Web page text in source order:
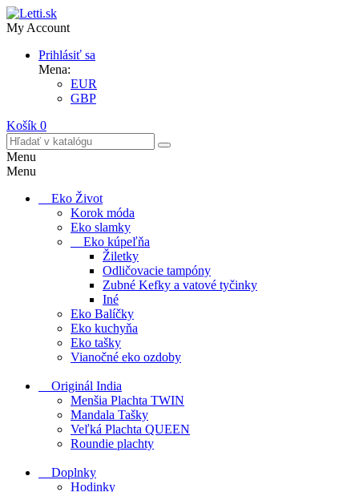
My Account
Prihlásiť sa
Mena:
EUR
GBP
Košík 0
Menu
Menu
Eko Život
Korok móda
Eko slamky
Eko kúpeľňa
Žiletky
Odličovacie tampóny
Zubné Kefky a vatové tyčinky
Iné
Eko Balíčky
Eko kuchyňa
Eko tašky
Vianočné eko ozdoby
Originál India
Menšia Plachta TWIN
Mandala Tašky
Veľká Plachta QUEEN
Roundie plachty
Doplnky
Hodinky